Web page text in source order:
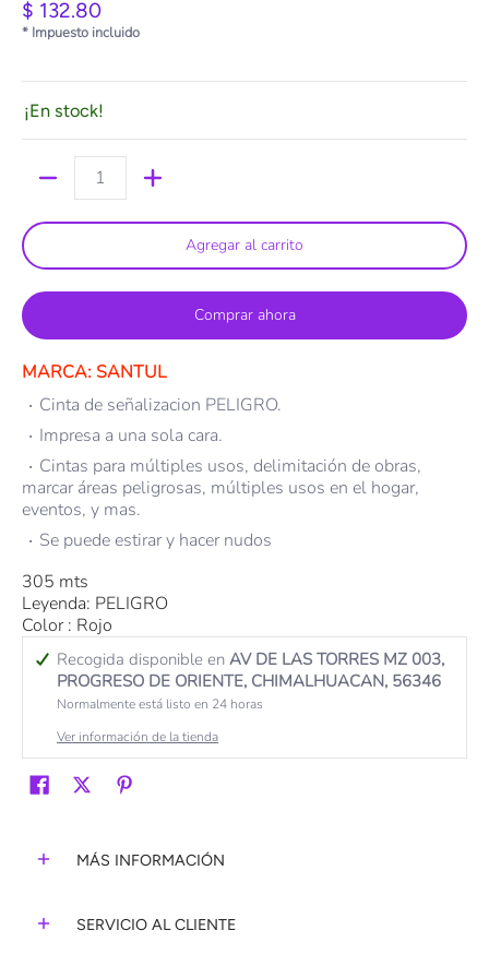
$ 132.80
* Impuesto incluido
¡En stock!
Agregar al carrito
Comprar ahora
MARCA: SANTUL
Cinta de señalizacion PELIGRO.
Impresa a una sola cara.
Cintas para múltiples usos, delimitación de obras,
marcar áreas peligrosas, múltiples usos en el hogar,
eventos, y mas.
Se puede estirar y hacer nudos
305 mts
Leyenda: PELIGRO
Color : Rojo
Recogida disponible en AV DE LAS TORRES MZ 003,
PROGRESO DE ORIENTE, CHIMALHUACAN, 56346
Normalmente está listo en 24 horas
Ver información de la tienda
MÁS INFORMACIÓN
SERVICIO AL CLIENTE